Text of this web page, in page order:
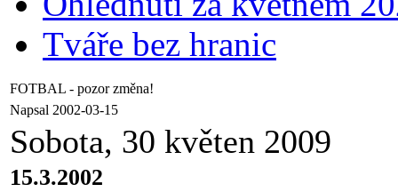
Tváře bez hranic
FOTBAL - pozor změna!
Napsal 2002-03-15
Sobota, 30 květen 2009
15.3.2002